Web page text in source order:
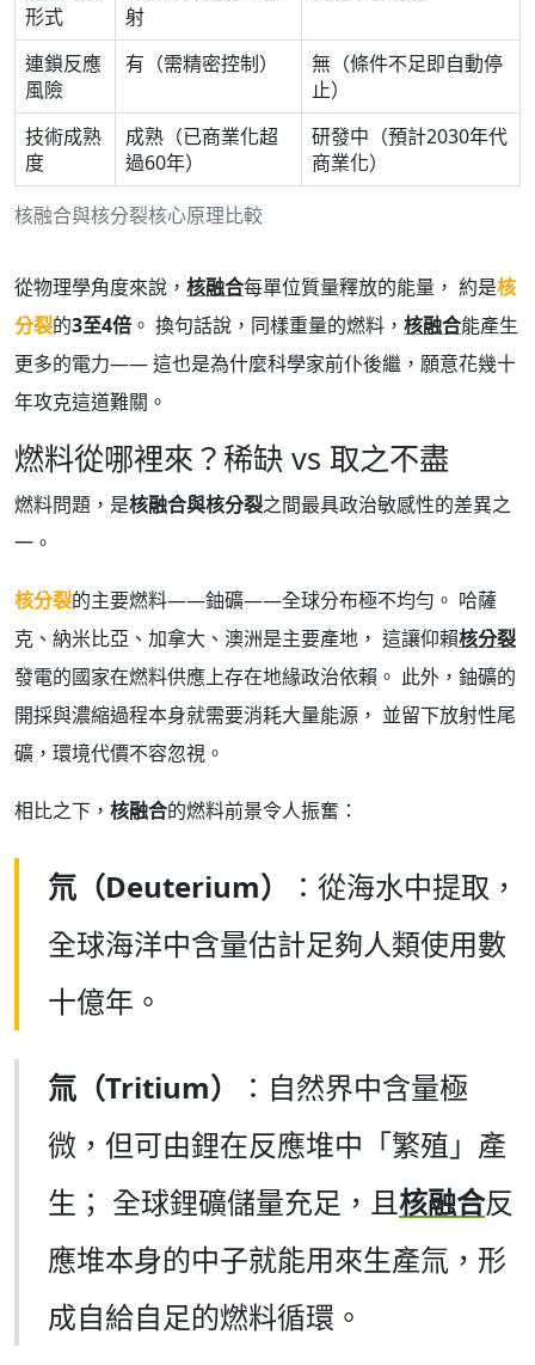
核融合與核分裂核心原理比較
形式
射
連鎖反應
風險
有（需精密控制）
無（條件不足即自動停
止）
技術成熟
度
成熟（已商業化超
過60年）
研發中（預計2030年代
商業化）
從物理學角度來說， 核融合每單位質量釋放的能量， 約是核
分裂的3至4倍 。 換句話說，同樣重量的燃料， 核融合能產生
更多的電力—— 這也是為什麼科學家前仆後繼，願意花幾十
年攻克這道難關。
燃料從哪裡來？稀缺 vs 取之不盡
燃料問題，是核融合與核分裂之間最具政治敏感性的差異之
一。
核分裂的主要燃料——鈾礦——全球分布極不均勻。 哈薩
克、納米比亞、加拿大、澳洲是主要產地， 這讓仰賴核分裂
發電的國家在燃料供應上存在地緣政治依賴。 此外，鈾礦的
開採與濃縮過程本身就需要消耗大量能源， 並留下放射性尾
礦，環境代價不容忽視。
相比之下， 核融合的燃料前景令人振奮：
氘（Deuterium）
：從海水中提取，
全球海洋中含量估計足夠人類使用數
十億年。
氚（Tritium）
：自然界中含量極
微，但可由鋰在反應堆中「繁殖」產
生； 全球鋰礦儲量充足，且核融合反
應堆本身的中子就能用來生產氚，形
成自給自足的燃料循環。